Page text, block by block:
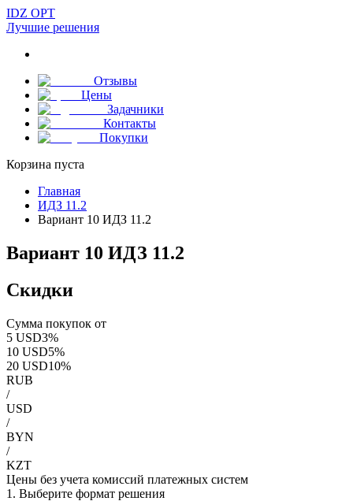
IDZ OPT
Лучшие решения
Отзывы
Цены
Задачники
Контакты
Покупки
Корзина пуста
Главная
ИДЗ 11.2
Вариант 10 ИДЗ 11.2
Вариант 10 ИДЗ 11.2
Скидки
Сумма покупок от
5 USD3%
10 USD5%
20 USD10%
RUB
/
USD
/
BYN
/
KZT
Цены без учета комиссий платежных систем
1. Выберите формат решения